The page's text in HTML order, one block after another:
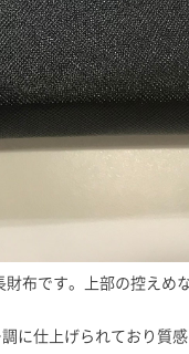
布です。上部の控えめ
に仕上げられており質感